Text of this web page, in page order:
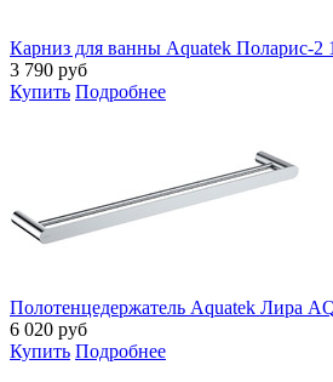
Карниз для ванны Aquatek Поларис-2
3 790 руб
Купить Подробнее
Полотенцедержатель Aquatek Лира
6 020 руб
Купить Подробнее